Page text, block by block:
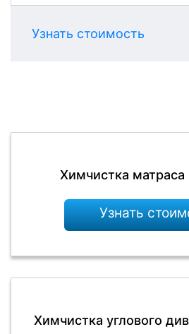
Узнать стоимость
Химчистка
Узнать
Химчистка углового